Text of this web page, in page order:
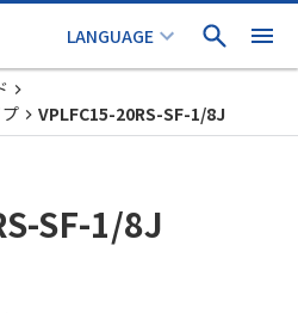
VPLFC15-20RS-SF-1/8J
SF-1/8J